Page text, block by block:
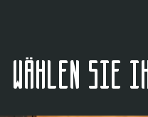
Wählen Sie